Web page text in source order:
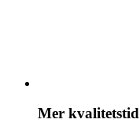
Mer kvalitetstid